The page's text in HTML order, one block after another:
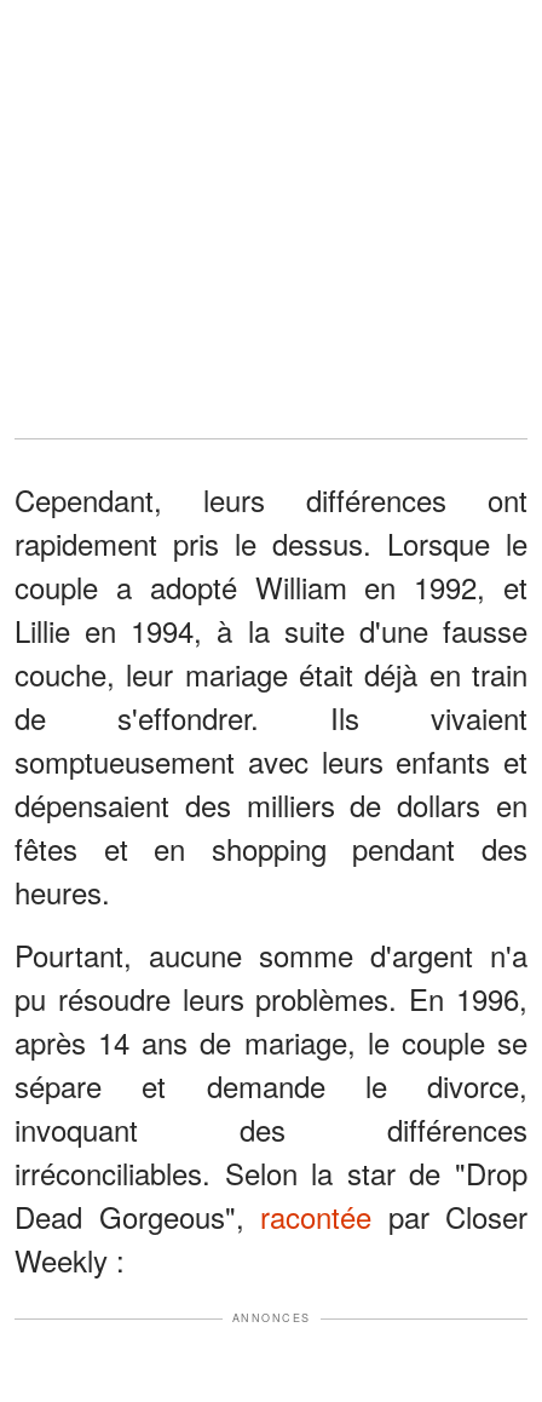
Cependant, leurs différences ont
rapidement pris le dessus. Lorsque le
couple a adopté William en 1992, et
Lillie en 1994, à la suite d'une fausse
couche, leur mariage était déjà en train
de s'effondrer. Ils vivaient
somptueusement avec leurs enfants et
dépensaient des milliers de dollars en
fêtes et en shopping pendant des
heures.
Pourtant, aucune somme d'argent n'a
pu résoudre leurs problèmes. En 1996,
après 14 ans de mariage, le couple se
sépare et demande le divorce,
invoquant des différences
irréconciliables. Selon la star de "Drop
Dead Gorgeous", racontée par Closer
Weekly :
ANNONCES